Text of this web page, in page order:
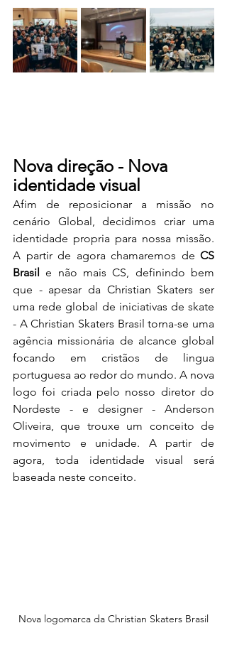
Nova direção - Nova
identidade visual
Afim de reposicionar a missão no
cenário Global, decidimos criar uma
identidade propria para nossa missão.
A partir de agora chamaremos de CS
Brasil e não mais CS, definindo bem
que - apesar da Christian Skaters ser
uma rede global de iniciativas de skate
- A Christian Skaters Brasil torna-se uma
agência missionária de alcance global
focando em cristãos de lingua
portuguesa ao redor do mundo. A nova
logo foi criada pelo nosso diretor do
Nordeste - e designer - Anderson
Oliveira, que trouxe um conceito de
movimento e unidade. A partir de
agora, toda identidade visual será
baseada neste conceito.
Nova logomarca da Christian Skaters Brasil